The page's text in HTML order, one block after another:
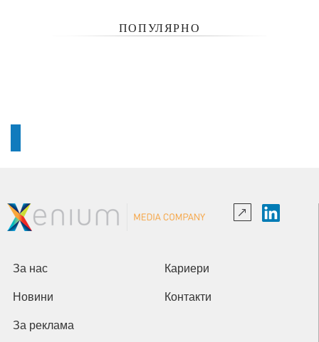
ПОПУЛЯРНО
За нас Кариери
Новини Контакти
За реклама